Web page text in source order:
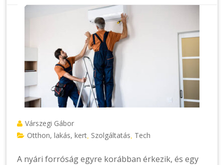
Várszegi Gábor
Otthon, lakás, kert Szolgáltatás Tech
A nyári forróság egyre korábban érkezik, és egy